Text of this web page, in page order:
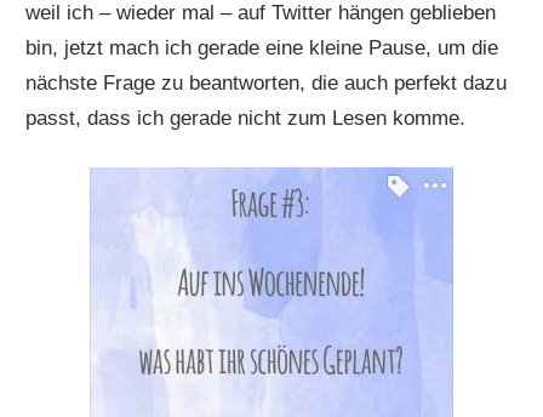
weil ich – wieder mal – auf Twitter hängen geblieben
bin, jetzt mach ich gerade eine kleine Pause, um die
nächste Frage zu beantworten, die auch perfekt dazu
passt, dass ich gerade nicht zum Lesen komme.